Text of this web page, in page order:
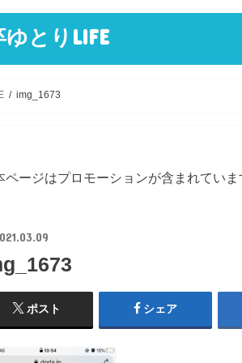
ゆとりLIFE
img_1673
ージはプロモーションが含まれていま
ポスト シェア